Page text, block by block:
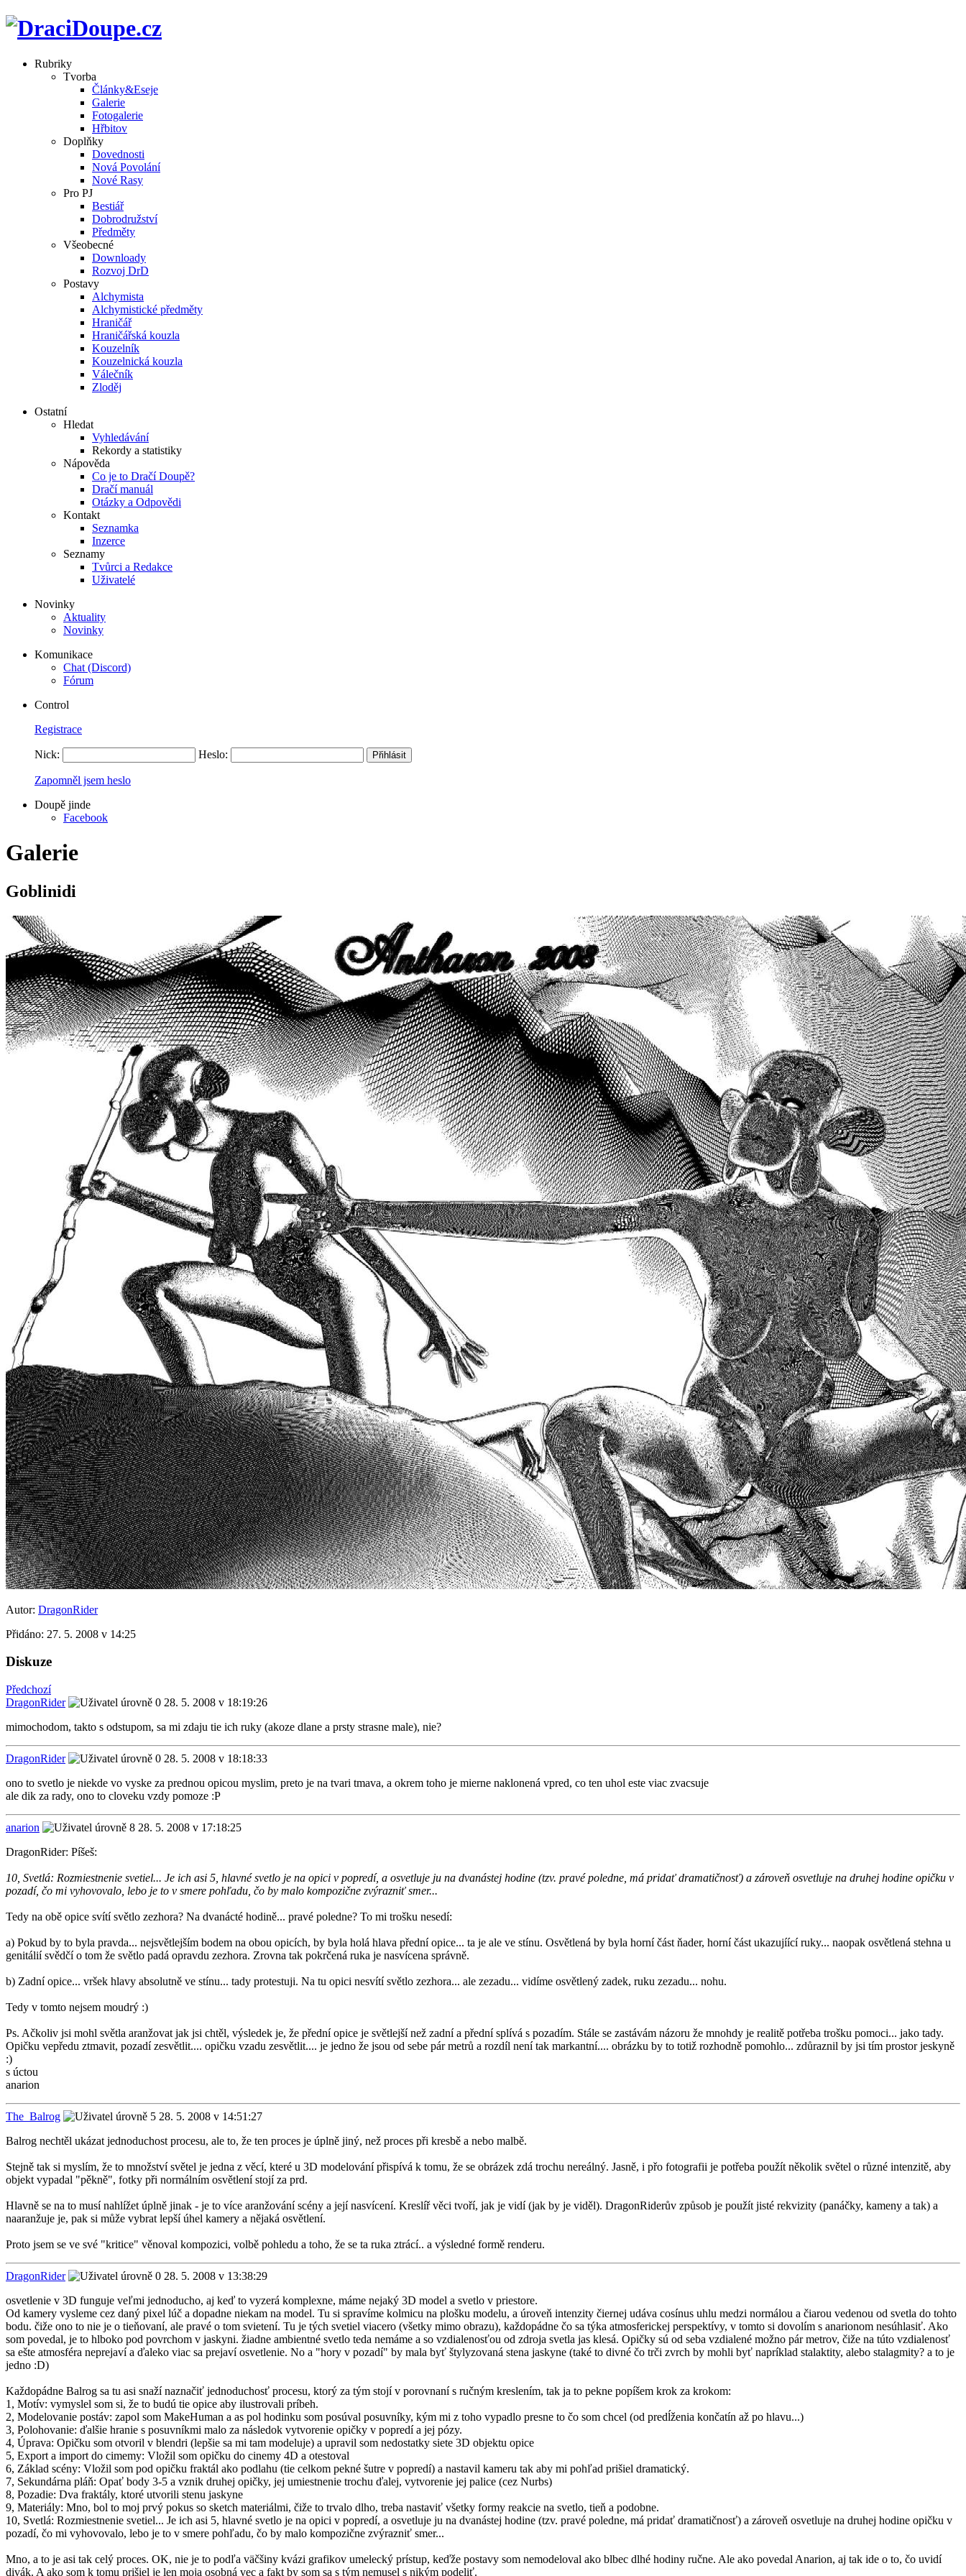
Rubriky
Tvorba
Články&Eseje
Galerie
Fotogalerie
Hřbitov
Doplňky
Dovednosti
Nová Povolání
Nové Rasy
Pro PJ
Bestiář
Dobrodružství
Předměty
Všeobecné
Downloady
Rozvoj DrD
Postavy
Alchymista
Alchymistické předměty
Hraničář
Hraničářská kouzla
Kouzelník
Kouzelnická kouzla
Válečník
Zloděj
Ostatní
Hledat
Vyhledávání
Rekordy a statistiky
Nápověda
Co je to Dračí Doupě?
Dračí manuál
Otázky a Odpovědi
Kontakt
Seznamka
Inzerce
Seznamy
Tvůrci a Redakce
Uživatelé
Novinky
Aktuality
Novinky
Komunikace
Chat (Discord)
Fórum
Control
Registrace
Nick: Heslo:
Zapomněl jsem heslo
Doupě jinde
Facebook
Galerie
Goblinidi
Autor: DragonRider
Přidáno: 27. 5. 2008 v 14:25
Diskuze
Předchozí
DragonRider
28. 5. 2008 v 18:19:26
mimochodom, takto s odstupom, sa mi zdaju tie ich ruky (akoze dlane a prsty strasne male), nie?
DragonRider
28. 5. 2008 v 18:18:33
ono to svetlo je niekde vo vyske za prednou opicou myslim, preto je na tvari tmava, a okrem toho je mierne naklonená vpred, co ten uhol este viac zvacsuje
ale dik za rady, ono to cloveku vzdy pomoze :P
anarion
28. 5. 2008 v 17:18:25
DragonRider: Píšeš:
10, Svetlá: Rozmiestnenie svetiel... Je ich asi 5, hlavné svetlo je na opici v popredí, a osvetluje ju na dvanástej hodine (tzv. pravé poledne, má pridať dramatičnosť) a zároveň osvetluje na druhej hodine opičku v
pozadí, čo mi vyhovovalo, lebo je to v smere pohľadu, čo by malo kompozične zvýrazniť smer...
Tedy na obě opice svítí světlo zezhora? Na dvanácté hodině... pravé poledne? To mi trošku nesedí:
a) Pokud by to byla pravda... nejsvětlejším bodem na obou opicích, by byla holá hlava přední opice... ta je ale ve stínu. Osvětlená by byla horní část ňader, horní část ukazujíící ruky... naopak osvětlená stehna u
genitálií svědčí o tom že světlo padá opravdu zezhora. Zrovna tak pokrčená ruka je nasvícena správně.
b) Zadní opice... vršek hlavy absolutně ve stínu... tady protestuji. Na tu opici nesvítí světlo zezhora... ale zezadu... vidíme osvětlený zadek, ruku zezadu... nohu.
Tedy v tomto nejsem moudrý :)
Ps. Ačkoliv jsi mohl světla aranžovat jak jsi chtěl, výsledek je, že přední opice je světlejší než zadní a přední splívá s pozadím. Stále se zastávám názoru že mnohdy je realitě potřeba trošku pomoci... jako tady.
Opičku vepředu ztmavit, pozadí zesvětlit.... opičku vzadu zesvětlit.... je jedno že jsou od sebe pár metrů a rozdíl není tak markantní.... obrázku by to totiž rozhodně pomohlo... zdůraznil by jsi tím prostor jeskyně
:)
s úctou
anarion
The_Balrog
28. 5. 2008 v 14:51:27
Balrog nechtěl ukázat jednoduchost procesu, ale to, že ten proces je úplně jiný, než proces při kresbě a nebo malbě.
Stejně tak si myslím, že to množství světel je jedna z věcí, které u 3D modelování přispívá k tomu, že se obrázek zdá trochu nereálný. Jasně, i přo fotografii je potřeba použít několik světel o různé intenzitě, aby
objekt vypadal "pěkně", fotky při normálním osvětlení stojí za prd.
Hlavně se na to musí nahlížet úplně jinak - je to více aranžování scény a její nasvícení. Kreslíř věci tvoří, jak je vidí (jak by je viděl). DragonRiderův způsob je použít jisté rekvizity (panáčky, kameny a tak) a
naaranžuje je, pak si může vybrat lepší úhel kamery a nějaká osvětlení.
Proto jsem se ve své "kritice" věnoval kompozici, volbě pohledu a toho, že se ta ruka ztrácí.. a výsledné formě renderu.
DragonRider
28. 5. 2008 v 13:38:29
osvetlenie v 3D funguje veľmi jednoducho, aj keď to vyzerá komplexne, máme nejaký 3D model a svetlo v priestore.
Od kamery vysleme cez daný pixel lúč a dopadne niekam na model. Tu si spravíme kolmicu na plošku modelu, a úroveň intenzity čiernej udáva cosínus uhlu medzi normálou a čiarou vedenou od svetla do tohto
bodu. čiže ono to nie je o tieňovaní, ale pravé o tom svietení. Tu je tých svetiel viacero (všetky mimo obrazu), každopádne čo sa týka atmosferickej perspektívy, v tomto si dovolím s anarionom nesúhlasiť. Ako
som povedal, je to hlboko pod povrchom v jaskyni. žiadne ambientné svetlo teda nemáme a so vzdialenosťou od zdroja svetla jas klesá. Opičky sú od seba vzdialené možno pár metrov, čiže na túto vzdialenosť
sa ešte atmosféra neprejaví a ďaleko viac sa prejaví osvetlenie. No a "hory v pozadí" by mala byť štylyzovaná stena jaskyne (také to divné čo trči zvrch by mohli byť napríklad stalaktity, alebo stalagmity? a to je
jedno :D)
Každopádne Balrog sa tu asi snaží naznačiť jednoduchosť procesu, ktorý za tým stojí v porovnaní s ručným kreslením, tak ja to pekne popíšem krok za krokom:
1, Motív: vymyslel som si, že to budú tie opice aby ilustrovali príbeh.
2, Modelovanie postáv: zapol som MakeHuman a as pol hodinku som posúval posuvníky, kým mi z toho vypadlo presne to čo som chcel (od predĺženia končatín až po hlavu...)
3, Polohovanie: ďalšie hranie s posuvníkmi malo za následok vytvorenie opičky v popredí a jej pózy.
4, Úprava: Opičku som otvoril v blendri (lepšie sa mi tam modeluje) a upravil som nedostatky siete 3D objektu opice
5, Export a import do cimemy: Vložil som opičku do cinemy 4D a otestoval
6, Základ scény: Vložil som pod opičku fraktál ako podlahu (tie celkom pekné šutre v popredí) a nastavil kameru tak aby mi pohľad prišiel dramatický.
7, Sekundárna pláň: Opať body 3-5 a vznik druhej opičky, jej umiestnenie trochu ďalej, vytvorenie jej palice (cez Nurbs)
8, Pozadie: Dva fraktály, ktoré utvorili stenu jaskyne
9, Materiály: Mno, bol to moj prvý pokus so sketch materiálmi, čiže to trvalo dlho, treba nastaviť všetky formy reakcie na svetlo, tieň a podobne.
10, Svetlá: Rozmiestnenie svetiel... Je ich asi 5, hlavné svetlo je na opici v popredí, a osvetluje ju na dvanástej hodine (tzv. pravé poledne, má pridať dramatičnosť) a zároveň osvetluje na druhej hodine opičku v
pozadí, čo mi vyhovovalo, lebo je to v smere pohľadu, čo by malo kompozične zvýrazniť smer...
Mno, a to je asi tak celý proces. OK, nie je to podľa väčšiny kvázi grafikov umelecký prístup, keďže postavy som nemodeloval ako blbec dlhé hodiny ručne. Ale ako povedal Anarion, aj tak ide o to, čo uvidí
divák. A ako som k tomu prišiel je len moja osobná vec a fakt by som sa s tým nemusel s nikým podeliť.